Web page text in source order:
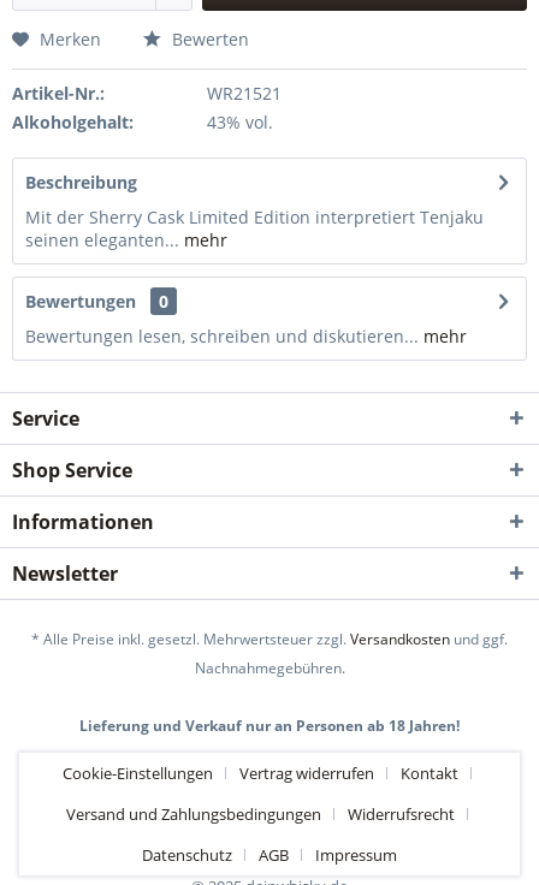
Merken Bewerten
Artikel-Nr.:
WR21521
Alkoholgehalt:
43% vol.
Beschreibung
Mit der Sherry Cask Limited Edition interpretiert Tenjaku
seinen eleganten... mehr
Bewertungen
0
Bewertungen lesen, schreiben und diskutieren... mehr
Service
Shop Service
Informationen
Newsletter
* Alle Preise inkl. gesetzl. Mehrwertsteuer zzgl.Versandkosten und ggf.
Nachnahmegebühren.
Lieferung und Verkauf nur an Personen ab 18 Jahren!
Cookie-Einstellungen Vertrag widerrufen
Kontakt
Versand und Zahlungsbedingungen
Widerrufsrecht
Datenschutz
AGB
Impressum